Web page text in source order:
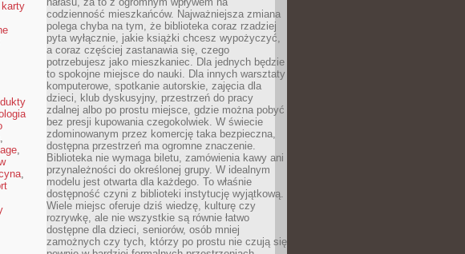
karty
,
,
,
codzienność mieszkańców. Najważniejsza zmiana
polega chyba na tym, że biblioteka coraz rzadziej
pyta wyłącznie, jakie książki chcesz wypożyczyć,
a coraz częściej zastanawia się, czego
potrzebujesz jako mieszkaniec. Dla jednych będzie
to spokojne miejsce do nauki. Dla innych warsztaty
komputerowe, spotkanie autorskie, zajęcia dla
dzieci, klub dyskusyjny, przestrzeń do pracy
zdalnej albo po prostu miejsce, gdzie można pobyć
bez presji kupowania czegokolwiek. W świecie
zdominowanym przez komercję taka bezpieczna,
dostępna przestrzeń ma ogromne znaczenie.
Biblioteka nie wymaga biletu, zamówienia kawy ani
przynależności do określonej grupy. W idealnym
modelu jest otwarta dla każdego. To właśnie
dostępność czyni z biblioteki instytucję wyjątkową.
Wiele miejsc oferuje dziś wiedzę, kulturę czy
rozrywkę, ale nie wszystkie są równie łatwo
dostępne dla dzieci, seniorów, osób mniej
zamożnych czy tych, którzy po prostu nie czują się